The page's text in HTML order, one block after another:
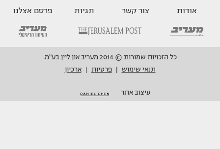
אודות צור קשר תגיות פרסם אצלנו
כל הזכויות שמורות © 2014 מעריב און ליין בע"מ.
תנאי שימוש
פרטיות ארכיון
עיצוב אתר